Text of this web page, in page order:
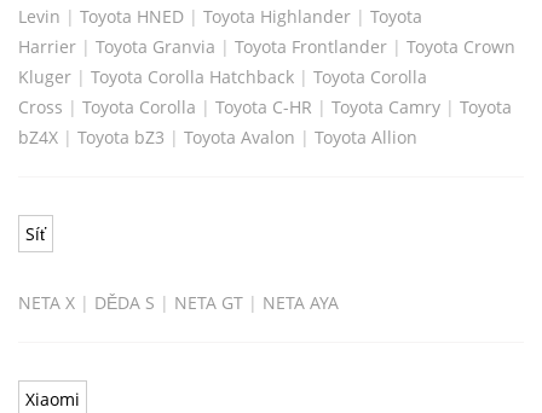
Levin | Toyota HNED | Toyota Highlander | Toyota
Harrier | Toyota Granvia | Toyota Frontlander | Toyota Crown
Kluger | Toyota Corolla Hatchback | Toyota Corolla
Cross | Toyota Corolla | Toyota C-HR | Toyota Camry | Toyota
bZ4X | Toyota bZ3 | Toyota Avalon | Toyota Allion
Síť
NETA X | DĚDA S | NETA GT | NETA AYA
Xiaomi